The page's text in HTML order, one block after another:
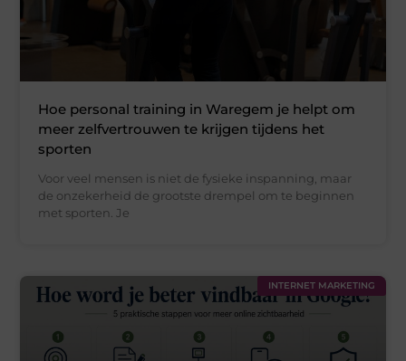
Hoe personal training in Waregem je helpt om
meer zelfvertrouwen te krijgen tijdens het
sporten
Voor veel mensen is niet de fysieke inspanning, maar
de onzekerheid de grootste drempel om te beginnen
met sporten. Je
INTERNET MARKETING